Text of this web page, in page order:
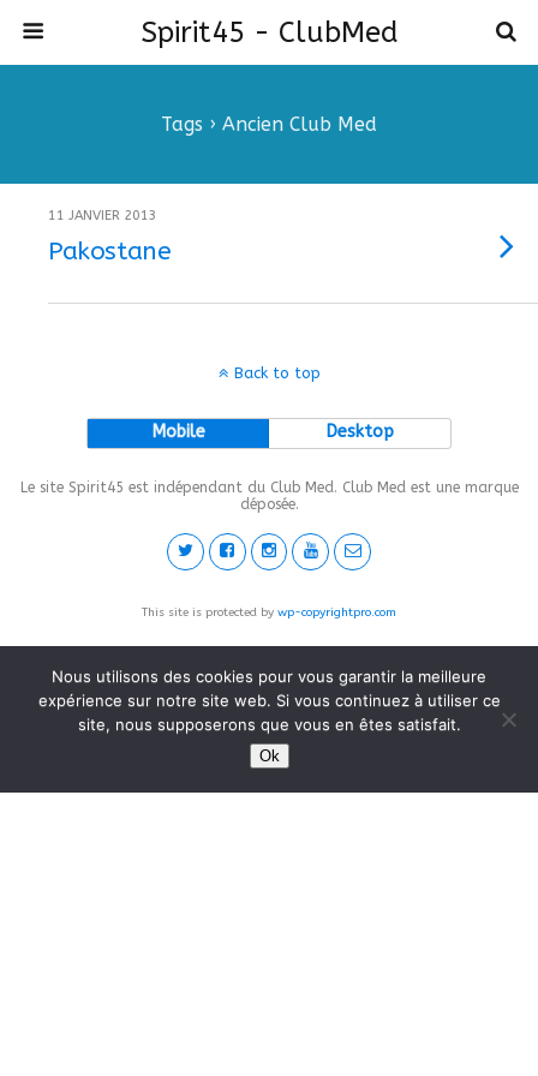
Spirit45 - ClubMed
Tags › Ancien Club Med
11 JANVIER 2013
Pakostane
Back to top
Mobile Desktop
Le site Spirit45 est indépendant du Club Med. Club Med est une marque
déposée.
This site is protected by wp-copyrightpro.com
Nous utilisons des cookies pour vous garantir la meilleure
expérience sur notre site web. Si vous continuez à utiliser ce
site, nous supposerons que vous en êtes satisfait.
Ok